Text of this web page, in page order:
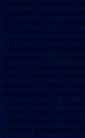
Довольно прохладно
солнцем. Нередко в
И это может
бело. Кажется,
короткий отрезок
способна. Но
прекрасным, с его
какой-то
городу, Золотому
заполнять Кинерет,
медленно: до нужной
остаются метры.
будни. Правда, наш
далеко впереди,
главных праздников.